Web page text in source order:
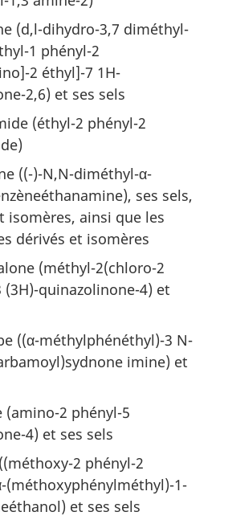
(d,l-dihydro-3,7 diméthyl-
1 phényl-2
2 éthyl]-7 1H-
2,6) et ses sels
(éthyl-2 phényl-2
((-)-N,N-diméthyl-α-
ses sels,
isomères, ainsi que les
dérivés et isomères
(méthyl-2(chloro-2
(3H)-quinazolinone-4) et
((α-méthylphénéthyl)-3 N-
imine) et
(amino-2 phényl-5
4) et ses sels
2 phényl-2
(méthoxyphénylméthyl)-1-
et ses sels